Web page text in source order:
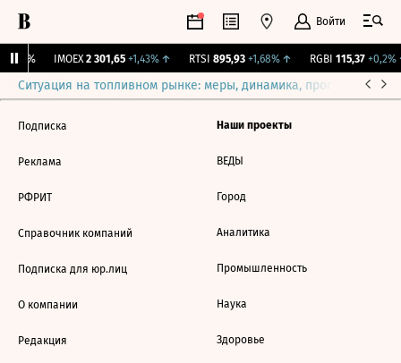
Войти
0% IMOEX 2 301,65 +1,43%↑ RTSI 895,93 +1,68%↑ RGBI 115,37 +0,2%
Ситуация на топливном рынке: меры, динамика, прогнозы
Подписка
Реклама
РФРИТ
Справочник компаний
Подписка для юр.лиц
О компании
Редакция
Наши проекты
ВЕДЫ
Город
Аналитика
Промышленность
Наука
Здоровье